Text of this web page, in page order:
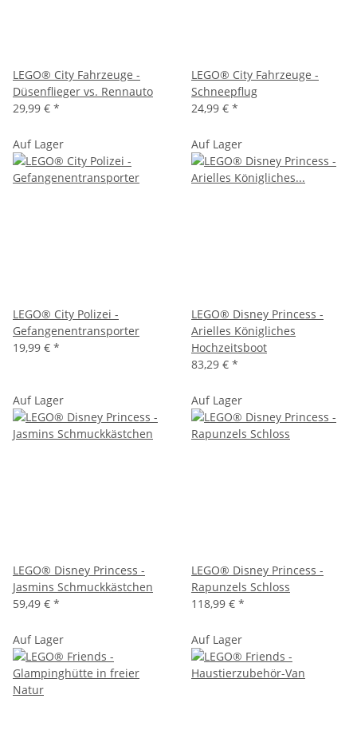
LEGO® City Fahrzeuge -
Düsenflieger vs. Rennauto
29,99 € *
LEGO® City Fahrzeuge -
Schneepflug
24,99 € *
Auf Lager
LEGO® City Polizei -
Gefangenentransporter
19,99 € *
Auf Lager
LEGO® Disney Princess -
Arielles Königliches
Hochzeitsboot
83,29 € *
Auf Lager
LEGO® Disney Princess -
Jasmins Schmuckkästchen
59,49 € *
Auf Lager
LEGO® Disney Princess -
Rapunzels Schloss
118,99 € *
Auf Lager Auf Lager